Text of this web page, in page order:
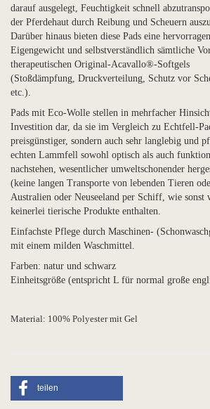
darauf ausgelegt, Feuchtigkeit schnell
der Pferdehaut durch Reibung und Scheuern
Darüber hinaus bieten diese Pads eine
Eigengewicht und selbstverständlich sämtliche
therapeutischen Original-Acavallo®-Softgels
(Stoßdämpfung, Druckverteilung, Schutz vor
etc.).
Pads mit Eco-Wolle stellen in mehrfacher
Investition dar, da sie im Vergleich zu Echtfell-
preisgünstiger, sondern auch sehr langlebig und
echten Lammfell sowohl optisch als auch
nachstehen, wesentlicher umweltschonender
(keine langen Transporte von lebenden Tieren
Australien oder Neuseeland per Schiff, wie sonst
keinerlei tierische Produkte enthalten.
Einfachste Pflege durch Maschinen-
mit einem milden Waschmittel.
Farben: natur und schwarz
Einheitsgröße (entspricht L für normal große
Material: 100% Polyester mit Gel
teilen